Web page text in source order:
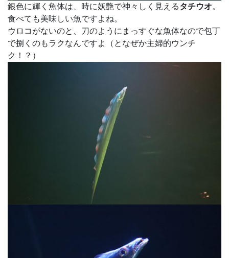
銀色に輝く魚体は、時に妖艶で神々しく見えるタチウオ。
食べても美味しい魚ですよね。
ウロコがないのと、刀のようにまっすぐな魚体なので包丁
で捌くのもラクなんですよ（となぜか主婦的ウンチ
ク！？）